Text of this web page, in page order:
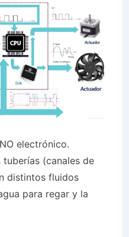
electrónico.
(canales de
distintos fluidos
para regar y la